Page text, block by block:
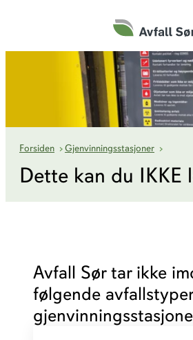
innhold
Forsiden ›Gjenvinningsstasjoner ›Dette
Dette kan du IKKE
Avfall Sør tar ikke
følgende